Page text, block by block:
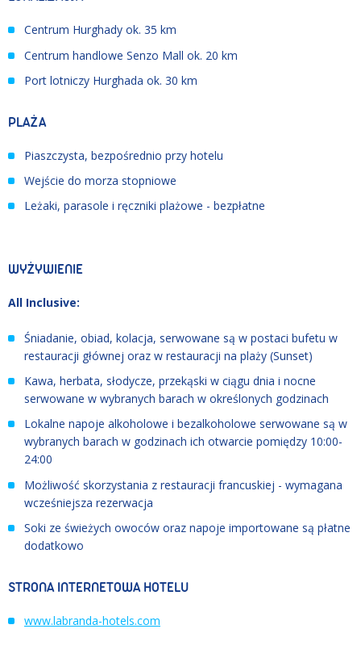
Centrum Hurghady ok. 35 km
Centrum handlowe Senzo Mall ok. 20 km
Port lotniczy Hurghada ok. 30 km
PLAŻA
Piaszczysta, bezpośrednio przy hotelu
Wejście do morza stopniowe
Leżaki, parasole i ręczniki plażowe - bezpłatne
WYŻYWIENIE
All Inclusive:
Śniadanie, obiad, kolacja, serwowane są w postaci bufetu w
restauracji głównej oraz w restauracji na plaży (Sunset)
Kawa, herbata, słodycze, przekąski w ciągu dnia i nocne
serwowane w wybranych barach w określonych godzinach
Lokalne napoje alkoholowe i bezalkoholowe serwowane są w
wybranych barach w godzinach ich otwarcie pomiędzy 10:00-
24:00
Możliwość skorzystania z restauracji francuskiej - wymagana
wcześniejsza rezerwacja
Soki ze świeżych owoców oraz napoje importowane są płatne
dodatkowo
STRONA INTERNETOWA HOTELU
www.labranda-hotels.com